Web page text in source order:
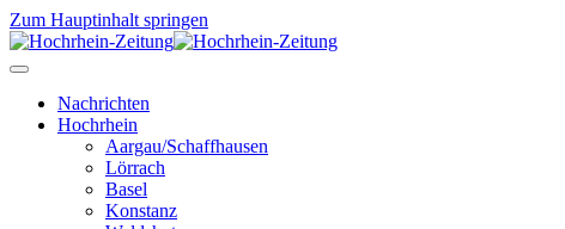
Zum Hauptinhalt springen
Nachrichten
Hochrhein
Aargau/Schaffhausen
Lörrach
Basel
Konstanz